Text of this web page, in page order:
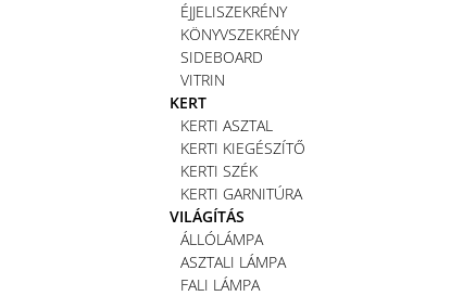
ÉJJELISZEKRÉNY
KÖNYVSZEKRÉNY
SIDEBOARD
VITRIN
KERT
KERTI ASZTAL
KERTI KIEGÉSZÍTŐ
KERTI SZÉK
KERTI GARNITÚRA
VILÁGÍTÁS
ÁLLÓLÁMPA
ASZTALI LÁMPA
FALI LÁMPA